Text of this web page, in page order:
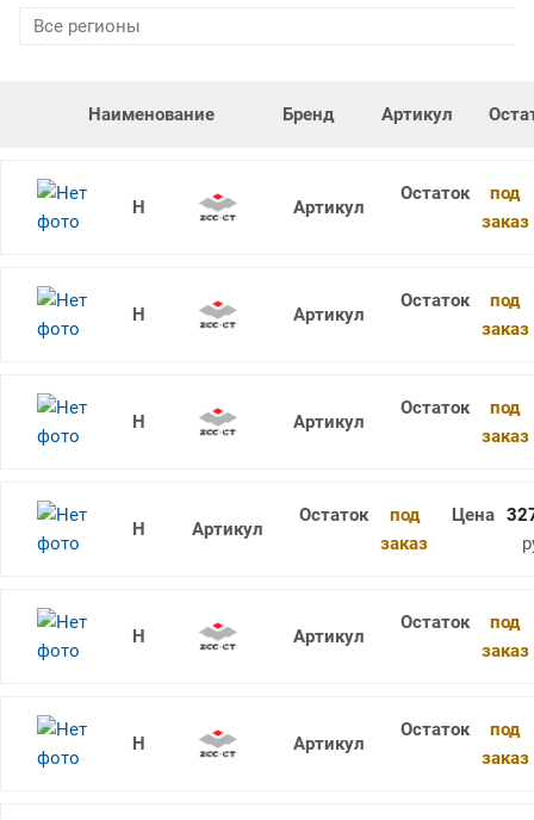
Наименование Бренд Артикул
RDKW1604MO-3 YBD252
под
заказ
RDKW12T3MO-2 YBG102
под
заказ
RDKW12T3MO-2 YBG205
под
заказ
RDKW12T3MO-3 YBD252
под
заказ
RDKW1003MO-3 YBG105
под
заказ
RDKW12T3MO-3 YBG205
под
заказ